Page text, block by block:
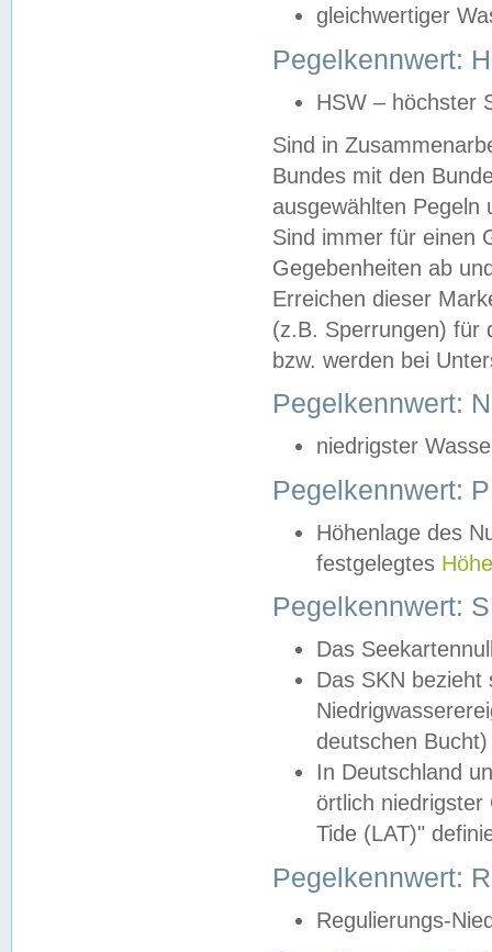
gleichwertiger
Pegelkennwert:
HSW – höchster
Sind in
Bundes mit den
ausgewählten
Sind immer für einen
Gegebenheiten ab
Erreichen dieser
(z.B. Sperrungen) für
bzw. werden bei
Pegelkennwert:
niedrigster
Pegelkennwert:
Höhenlage des
festgelegtes
Pegelkennwert:
Das
Das SKN
deutschen
In Deutschland
örtlich
Tide (LAT)"
Pegelkennwert:
Regulierungs-